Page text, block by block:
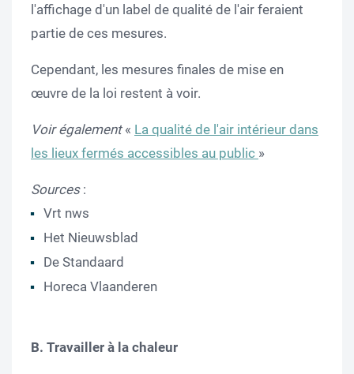
l'affichage d'un label de qualité de l'air feraient
partie de ces mesures.
Cependant, les mesures finales de mise en
œuvre de la loi restent à voir.
Voir également« La qualité de l'air intérieur dans
les lieux fermés accessibles au public »
Sources:
Vrt nws
Het Nieuwsblad
De Standaard
Horeca Vlaanderen
B. Travailler à la chaleur